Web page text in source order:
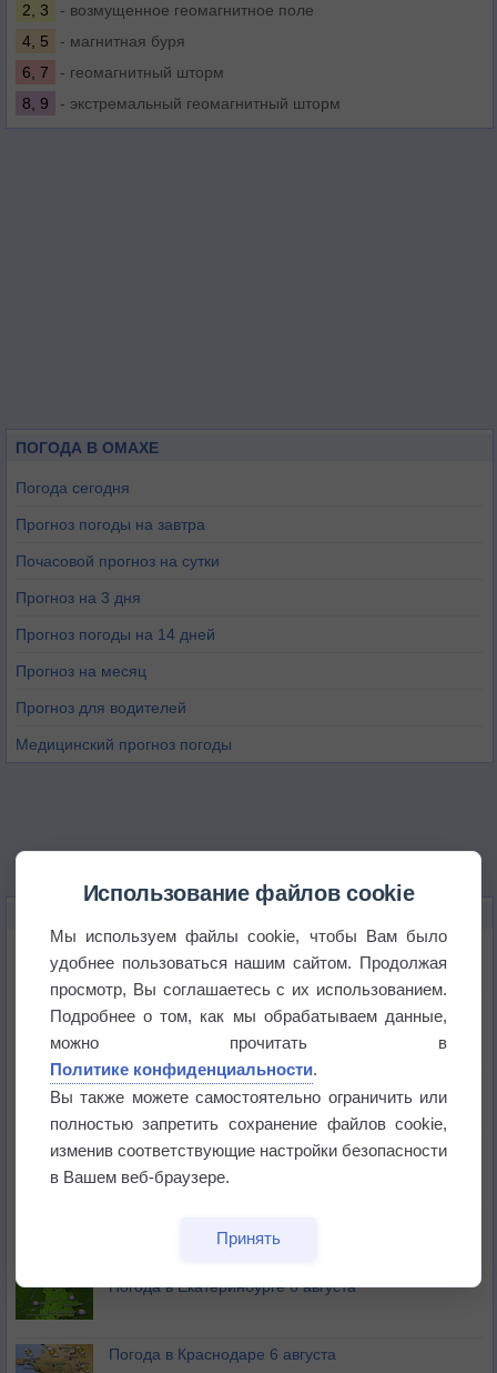
2, 3
- возмущенное геомагнитное поле
4, 5
- магнитная буря
6, 7
- геомагнитный шторм
8, 9
- экстремальный геомагнитный шторм
ПОГОДА В ОМАХЕ
Погода сегодня
Прогноз погоды на завтра
Почасовой прогноз на сутки
Прогноз на 3 дня
Прогноз погоды на 14 дней
Прогноз на месяц
Прогноз для водителей
Медицинский прогноз погоды
Космическая погода влияет на транспорт
Приложение построит маршрут через тень
Атмосфера начала замерзать
В Приморье обнаружены морские волны тепла
Погода в Екатеринбурге 6 августа
Погода в Краснодаре 6 августа
Использование файлов cookie
Мы используем файлы cookie, чтобы Вам было
удобнее пользоваться нашим сайтом. Продолжая
просмотр, Вы соглашаетесь с их использованием.
Подробнее о том, как мы обрабатываем данные,
можно прочитать в
Политике конфиденциальности.
Вы также можете самостоятельно ограничить или
полностью запретить сохранение файлов cookie,
изменив соответствующие настройки безопасности
в Вашем веб-браузере.
Принять